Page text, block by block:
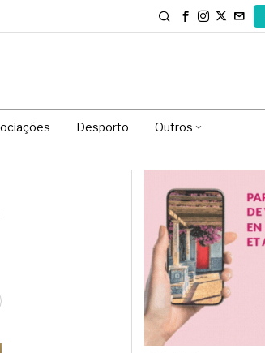
Desporto Outros